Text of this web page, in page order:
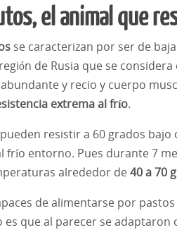
el animal que
se caracterizan por ser de
de Rusia que se
y recio y cuerpo
extrema al frío.
resistir a 60 grados bajo
frío entorno. Pues durante 7
alrededor de40 a 70
de alimentarse por
es que al parecer se